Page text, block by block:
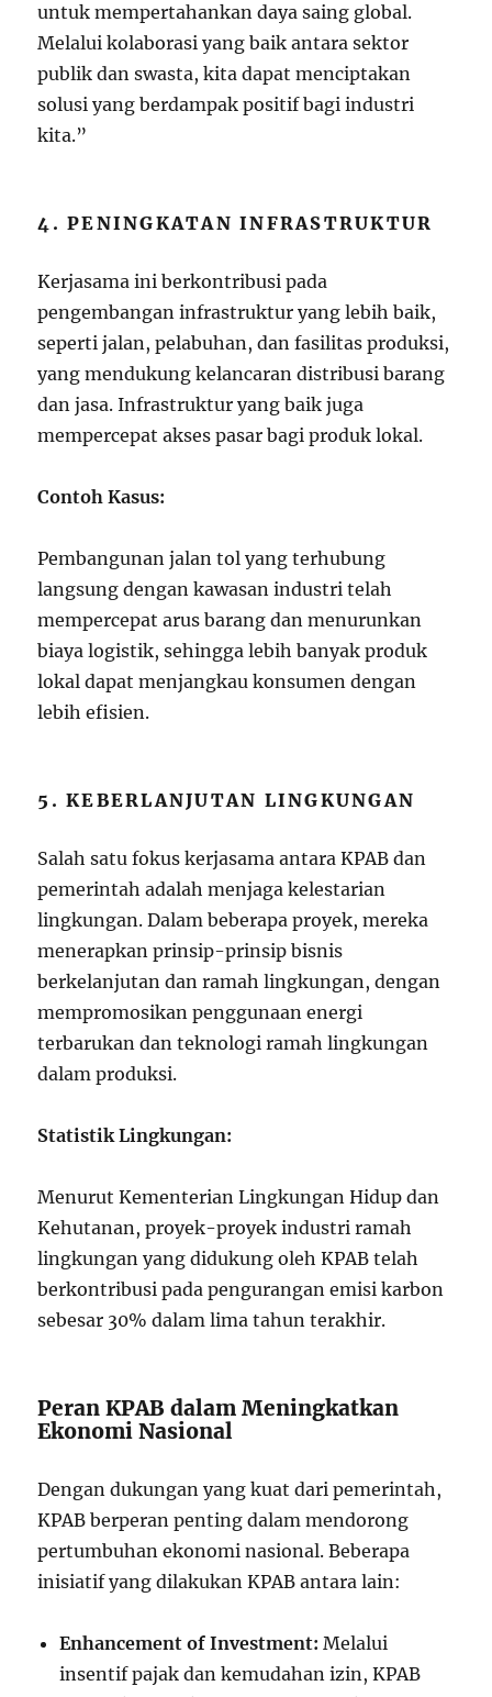
untuk mempertahankan daya saing global.
Melalui kolaborasi yang baik antara sektor
publik dan swasta, kita dapat menciptakan
solusi yang berdampak positif bagi industri
kita.”
4. PENINGKATAN INFRASTRUKTUR
Kerjasama ini berkontribusi pada
pengembangan infrastruktur yang lebih baik,
seperti jalan, pelabuhan, dan fasilitas produksi,
yang mendukung kelancaran distribusi barang
dan jasa. Infrastruktur yang baik juga
mempercepat akses pasar bagi produk lokal.
Contoh Kasus:
Pembangunan jalan tol yang terhubung
langsung dengan kawasan industri telah
mempercepat arus barang dan menurunkan
biaya logistik, sehingga lebih banyak produk
lokal dapat menjangkau konsumen dengan
lebih efisien.
5. KEBERLANJUTAN LINGKUNGAN
Salah satu fokus kerjasama antara KPAB dan
pemerintah adalah menjaga kelestarian
lingkungan. Dalam beberapa proyek, mereka
menerapkan prinsip-prinsip bisnis
berkelanjutan dan ramah lingkungan, dengan
mempromosikan penggunaan energi
terbarukan dan teknologi ramah lingkungan
dalam produksi.
Statistik Lingkungan:
Menurut Kementerian Lingkungan Hidup dan
Kehutanan, proyek-proyek industri ramah
lingkungan yang didukung oleh KPAB telah
berkontribusi pada pengurangan emisi karbon
sebesar 30% dalam lima tahun terakhir.
Peran KPAB dalam Meningkatkan
Ekonomi Nasional
Dengan dukungan yang kuat dari pemerintah,
KPAB berperan penting dalam mendorong
pertumbuhan ekonomi nasional. Beberapa
inisiatif yang dilakukan KPAB antara lain:
Enhancement of Investment: Melalui
insentif pajak dan kemudahan izin, KPAB